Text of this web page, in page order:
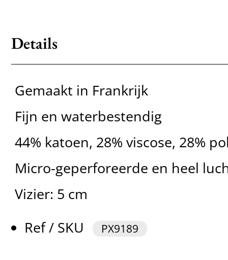
Details
Gemaakt in Frankrijk
Fijn en waterbestendig
44% katoen, 28% viscose, 28%
Micro-geperforeerde en heel
Vizier: 5 cm
Ref / SKU
PX9189